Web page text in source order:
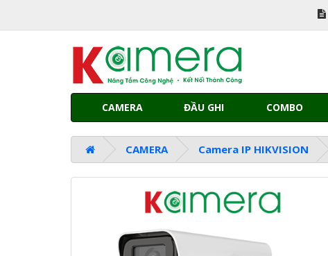
CAMERA ĐẦU GHI COMBO
CAMERA Camera IP HIKVISION